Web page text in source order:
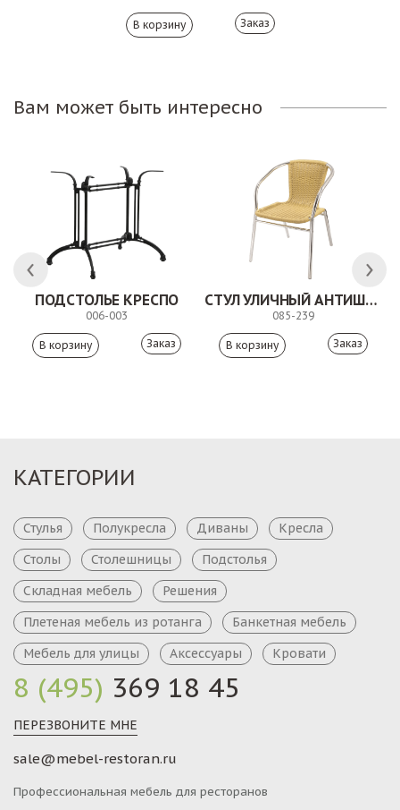
Заказ
Вам может быть интересно
ПОДСТОЛЬЕ КРЕСПО
006-003
Заказ
СТУЛ УЛИЧНЫЙ АНТИШОН
085-239
Заказ
8 (495) 369 18 45
ПЕРЕЗВОНИТЕ МНЕ
sale@mebel-restoran.ru
Профессиональная мебель для ресторанов
КАТЕГОРИИ
Стулья Полукресла Диваны
Кресла
Столы
Столешницы
Подстолья
Складная мебель
Решения
Плетеная мебель из ротанга
Банкетная мебель
Мебель для улицы
Аксессуары Кровати